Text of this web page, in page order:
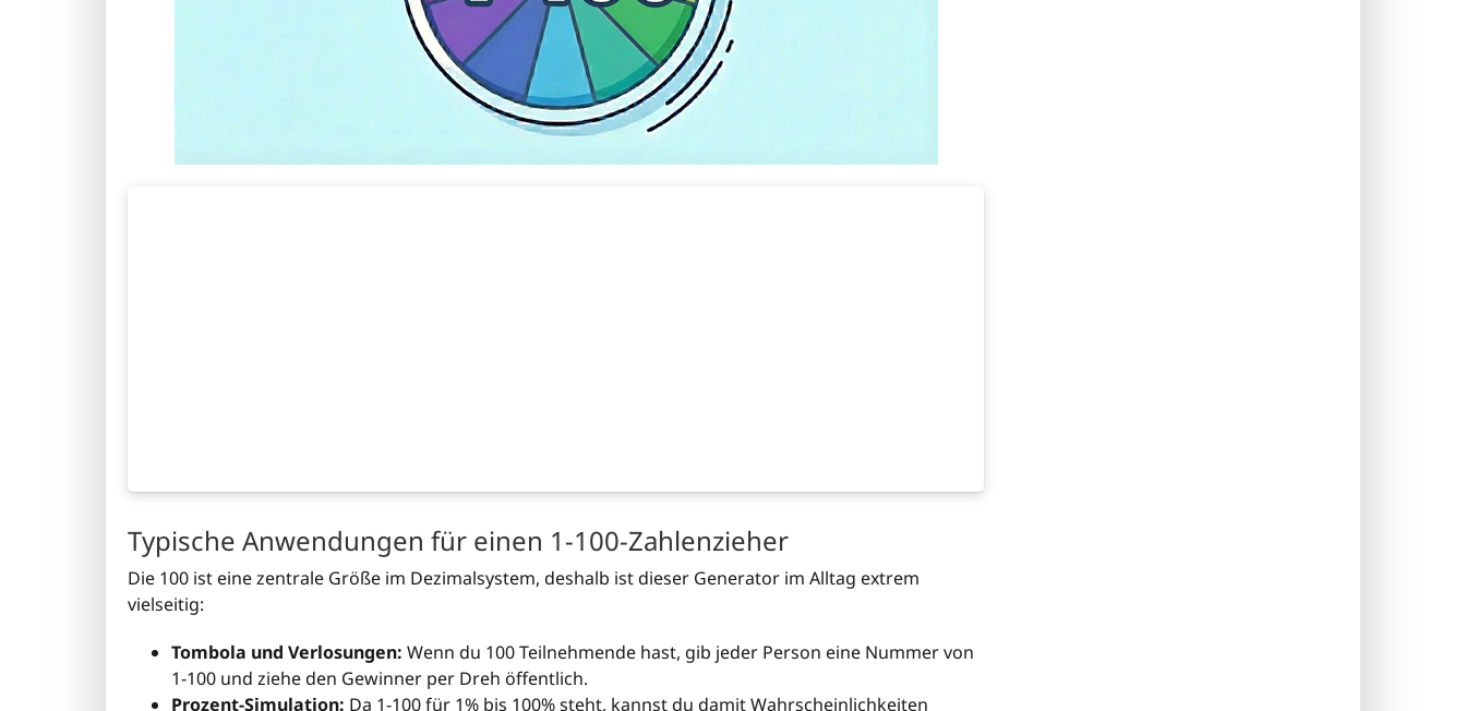
Typische Anwendungen für einen 1-100-Zahlenzieher
Die 100 ist eine zentrale Größe im Dezimalsystem, deshalb ist dieser Generator im Alltag extrem
vielseitig:
Tombola und Verlosungen: Wenn du 100 Teilnehmende hast, gib jeder Person eine Nummer von
1-100 und ziehe den Gewinner per Dreh öffentlich.
Prozent-Simulation: Da 1-100 für 1% bis 100% steht, kannst du damit Wahrscheinlichkeiten